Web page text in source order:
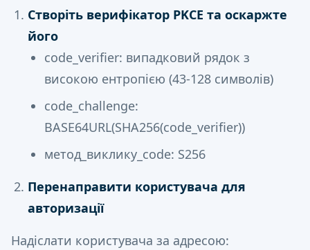
Створіть верифікатор PKCE та оскаржте
його
code_verifier: випадковий рядок з
високою ентропією (43-128 символів)
code_challenge:
BASE64URL(SHA256(code_verifier))
метод_виклику_code: S256
Перенаправити користувача для
авторизації
Надіслати користувача за адресою: